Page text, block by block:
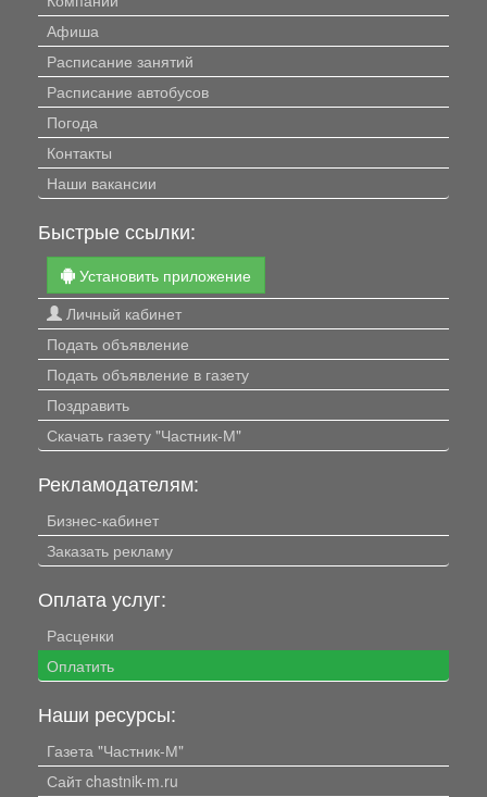
Афиша
Расписание занятий
Расписание автобусов
Погода
Контакты
Наши вакансии
Быстрые ссылки:
Установить приложение
Личный кабинет
Подать объявление
Подать объявление в газету
Поздравить
Скачать газету "Частник-М"
Рекламодателям:
Бизнес-кабинет
Заказать рекламу
Оплата услуг:
Расценки
Оплатить
Наши ресурсы:
Газета "Частник-М"
Сайт chastnik-m.ru